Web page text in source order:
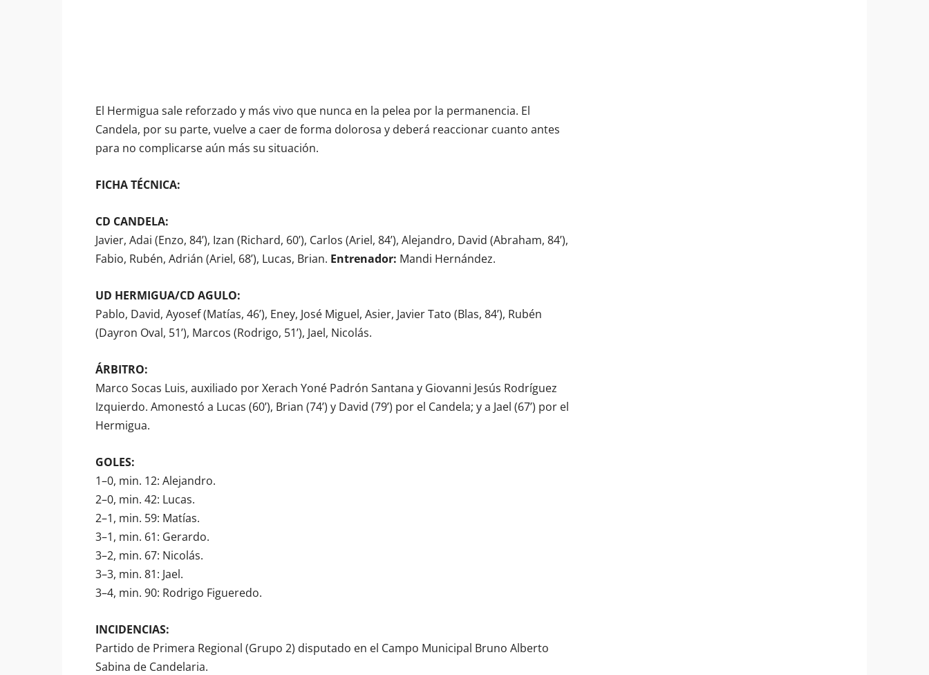
El Hermigua sale reforzado y más vivo que nunca en la pelea por la permanencia. El
Candela, por su parte, vuelve a caer de forma dolorosa y deberá reaccionar cuanto antes
para no complicarse aún más su situación.
FICHA TÉCNICA:
CD CANDELA:
Javier, Adai (Enzo, 84’), Izan (Richard, 60’), Carlos (Ariel, 84’), Alejandro, David (Abraham, 84’),
Fabio, Rubén, Adrián (Ariel, 68’), Lucas, Brian. Entrenador: Mandi Hernández.
UD HERMIGUA/CD AGULO:
Pablo, David, Ayosef (Matías, 46’), Eney, José Miguel, Asier, Javier Tato (Blas, 84’), Rubén
(Dayron Oval, 51’), Marcos (Rodrigo, 51’), Jael, Nicolás.
ÁRBITRO:
Marco Socas Luis, auxiliado por Xerach Yoné Padrón Santana y Giovanni Jesús Rodríguez
Izquierdo. Amonestó a Lucas (60’), Brian (74’) y David (79’) por el Candela; y a Jael (67’) por el
Hermigua.
GOLES:
1–0, min. 12: Alejandro.
2–0, min. 42: Lucas.
2–1, min. 59: Matías.
3–1, min. 61: Gerardo.
3–2, min. 67: Nicolás.
3–3, min. 81: Jael.
3–4, min. 90: Rodrigo Figueredo.
INCIDENCIAS:
Partido de Primera Regional (Grupo 2) disputado en el Campo Municipal Bruno Alberto
Sabina de Candelaria.